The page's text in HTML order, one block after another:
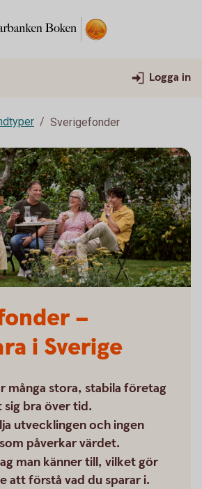
Logga in
Sverigefonder
–
i Sverige
många stora, stabila företag
sig bra över tid.
utvecklingen och ingen
påverkar värdet.
man känner till, vilket gör
att förstå vad du sparar i.